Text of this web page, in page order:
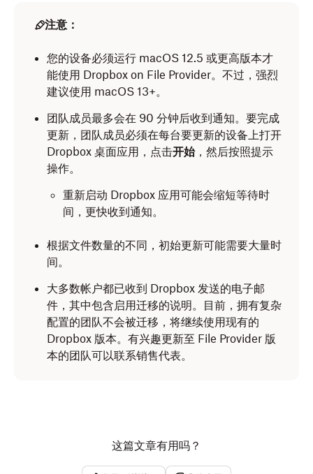
注意：
您的设备必须运行 macOS 12.5 或更高版本才
能使用 Dropbox on File Provider。不过，强烈
建议使用 macOS 13+。
团队成员最多会在 90 分钟后收到通知。要完成
更新，团队成员必须在每台要更新的设备上打开
Dropbox 桌面应用，点击开始，然后按照提示
操作。
重新启动 Dropbox 应用可能会缩短等待时
间，更快收到通知。
根据文件数量的不同，初始更新可能需要大量时
间。
大多数帐户都已收到 Dropbox 发送的电子邮
件，其中包含启用迁移的说明。目前，拥有复杂
配置的团队不会被迁移，将继续使用现有的
Dropbox 版本。有兴趣更新至 File Provider 版
本的团队可以联系销售代表。
这篇文章有用吗？